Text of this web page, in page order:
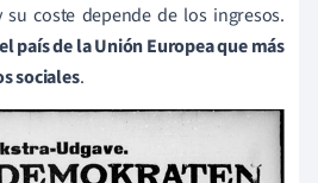
su coste depende de los ingresos.
país de la Unión Europea que más
sociales.